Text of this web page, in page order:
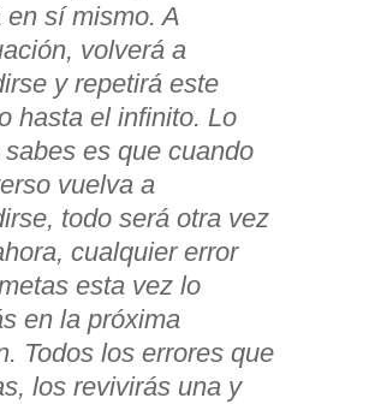
en sí mismo. A
volverá a
y repetirá este
hasta el infinito. Lo
es que cuando
vuelva a
todo será otra vez
cualquier error
esta vez lo
en la próxima
Todos los errores que
los revivirás una y